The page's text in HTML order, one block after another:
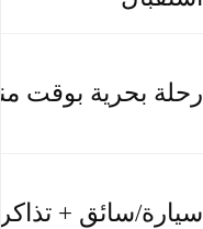
رحلة بحرية بوقت
سيارة/سائق + تذاكر